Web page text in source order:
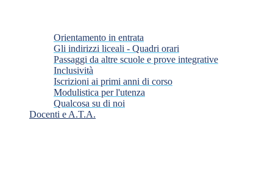
Orientamento in entrata
Gli indirizzi liceali - Quadri orari
Passaggi da altre scuole e prove integrative
Inclusività
Iscrizioni ai primi anni di corso
Modulistica per l'utenza
Qualcosa su di noi
Docenti e A.T.A.